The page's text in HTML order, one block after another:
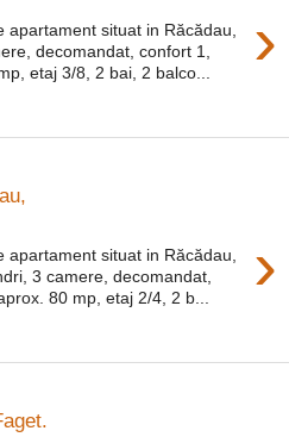
›
apartament situat in Răcădau,
decomandat, confort 1,
etaj 3/8, 2 bai, 2 balco...
›
apartament situat in Răcădau,
3 camere, decomandat,
80 mp, etaj 2/4, 2 b...